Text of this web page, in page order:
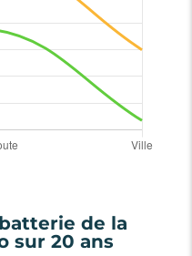
de la
sur 20 ans